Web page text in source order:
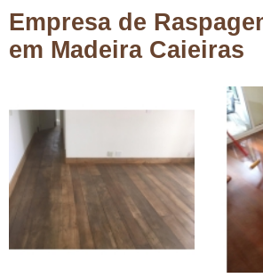
Empresa de
em Madeira Caieiras